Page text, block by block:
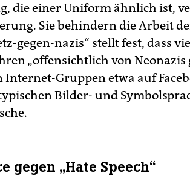
die einer Uniform ähnlich ist,
Sie behindern die Arbeit
gegen-nazis“ stellt fest, dass
„offensichtlich von
Internet-Gruppen etwa auf
Bilder- und
gegen „Hate Speech“